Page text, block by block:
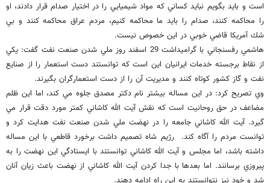
است و بايد بگويم نبايد كساني كه مواد شيميايي را در اختيار صدام قرار دادند، او
را محاكمه كنند، صدام را بايد ما محاكمه كنيم، مردم عراق محاكمه كنند و بي
شك آمريكا قاضي خوبي در اين خصوص نيست.
هاشمي رفسنجاني با گراميداشت 29 اسفند روز ملي شدن صنعت نفت گفت: يكي
از نقاط برجسته خدمات ايرانيان اين است كه توانستند دست استعمار را از صنايع
نفت و گاز كشور كوتاه كنند و مديريت آن را از دست استعمارگران بگيرند.
وي تصريح كرد: در اين مساله بيشتر نام دكتر مصدق جلوه مي كند، اما اين ظلم
مضاعف در حق روحانيت است كه نقش آيت الله كاشاني كمتر مورد دقت قرار مي
گيرد. آيت الله كاشاني جامعه را در نهضت ملي شدن صنعت نفت هدايت كرد و
توانست مردم را آگاه كند. رژيم شاه تصميم داشت برخورد قاطعي با اين مساله
داشته باشد، اما مجلس و آيت الله كاشاني توانستند با ايستادگي اين نهضت را به
پيروزي برسانند. اما بعدها با جدا كردن آيت الله كاشاني از نهضت باعث زيان آنان